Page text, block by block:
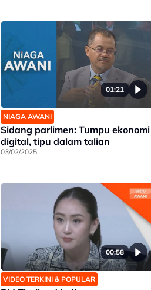
01:21
NIAGA AWANI
Sidang parlimen: Tumpu ekonomi
digital, tipu dalam talian
03/02/2025
00:58
VIDEO TERKINI & POPULAR